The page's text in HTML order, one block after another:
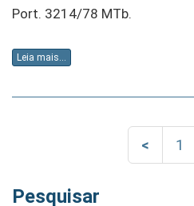
Port. 3214/78 MTb.
Leia mais...
< 1
Pesquisar